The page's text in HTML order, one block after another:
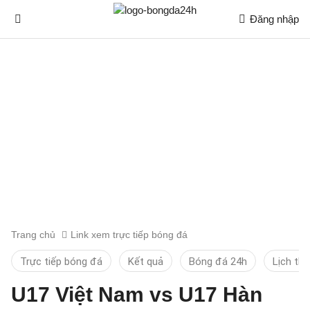
Đăng nhập
Trang chủ Link xem trực tiếp bóng đá
Trực tiếp bóng đá Kết quả Bóng đá 24h Lịch thi
U17 Việt Nam vs U17 Hàn